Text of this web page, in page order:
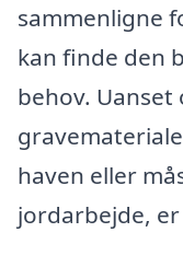
sammenligne
kan finde den
behov.
haven eller
jordarbejde,